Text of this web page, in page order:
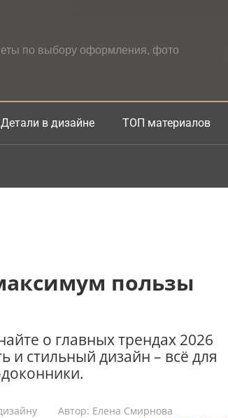
по выбору оформления, фото
Детали в дизайне ТОП материалов
пользы
о главных трендах 2026
и стильный дизайн – всё для
Автор: Елена Смирнова